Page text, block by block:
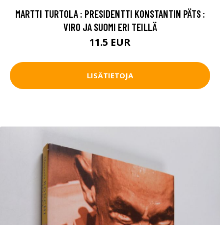
MARTTI TURTOLA : PRESIDENTTI KONSTANTIN PÄTS :
VIRO JA SUOMI ERI TEILLÄ
11.5 EUR
LISÄTIETOJA